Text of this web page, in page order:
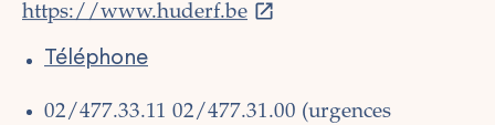
https://www.huderf.be
Téléphone
02/477.33.11 02/477.31.00 (urgences